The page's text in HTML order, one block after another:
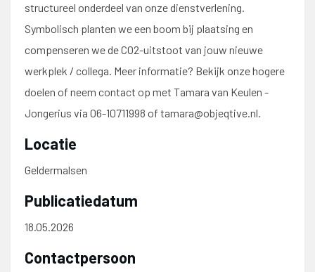
structureel onderdeel van onze dienstverlening.
Symbolisch planten we een boom bij plaatsing en
compenseren we de CO2-uitstoot van jouw nieuwe
werkplek / collega. Meer informatie? Bekijk onze hogere
doelen of neem contact op met Tamara van Keulen -
Jongerius via 06-10711998 of tamara@objeqtive.nl.
Locatie
Geldermalsen
Publicatiedatum
18.05.2026
Contactpersoon